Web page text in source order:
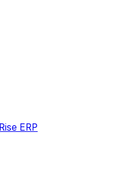
Rise ERP